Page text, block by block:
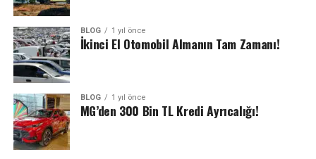
BLOG 1 yıl önce
İkinci El Otomobil Almanın Tam Zamanı!
BLOG 1 yıl önce
MG’den 300 Bin TL Kredi Ayrıcalığı!